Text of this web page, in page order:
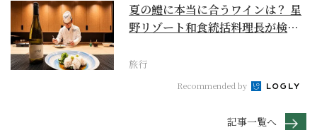
夏の鱧に本当に合うワインは？ 星
野リゾート和食統括料理長が検証
旅行
Recommended by
記事一覧へ